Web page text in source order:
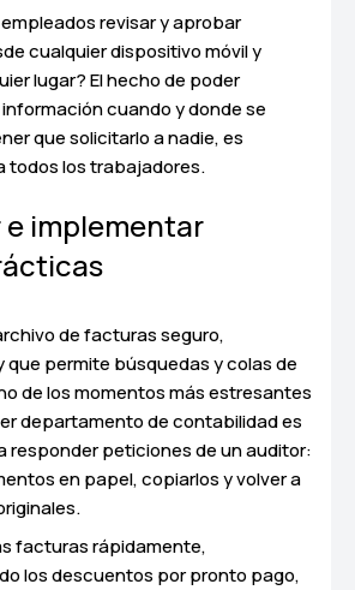
revisar y aprobar
cualquier dispositivo móvil y
lugar? El hecho de poder
cuando y donde se
que solicitarlo a nadie, es
todos los trabajadores.
implementar
de facturas seguro,
que permite búsquedas y colas de
de los momentos más estresantes
departamento de contabilidad es
responder peticiones de un auditor:
en papel, copiarlos y volver a
facturas rápidamente,
los descuentos por pronto pago,